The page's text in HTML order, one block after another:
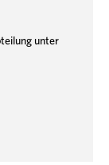
unter